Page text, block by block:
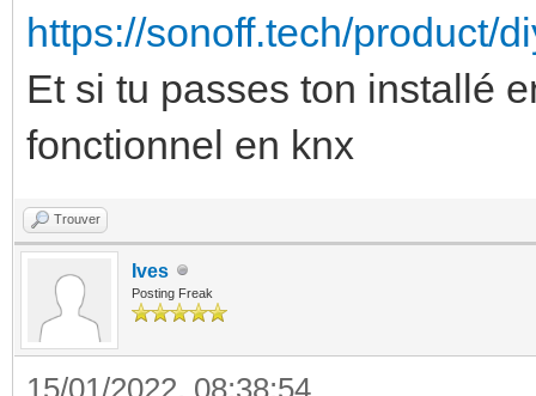
https://sonoff.tech/product/
Et si tu passes ton installé
fonctionnel en knx
Trouver
Ives
Posting Freak
15/01/2022, 08:38:54